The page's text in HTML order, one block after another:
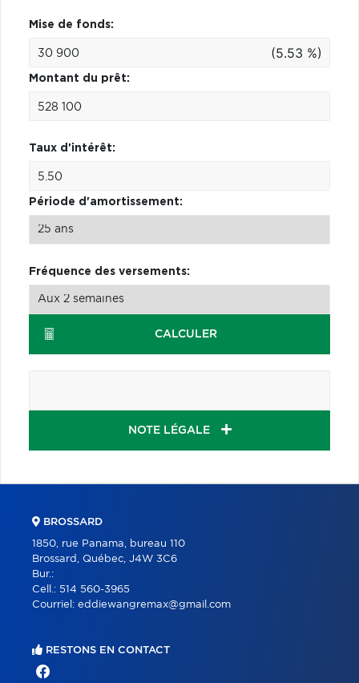
Mise de fonds:
(5.53 %)
Montant du prêt:
Taux d'intérêt:
Période d'amortissement:
Fréquence des versements:
CALCULER
NOTE LÉGALE
BROSSARD
1850, rue Panama, bureau 110
Brossard, Québec, J4W 3C6
Bur.:
Cell.: 514 560-3965
Courriel: eddiewangremax@gmail.com
RESTONS EN CONTACT